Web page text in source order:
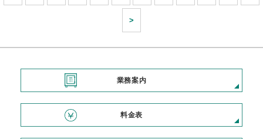
>
業務案内
料金表